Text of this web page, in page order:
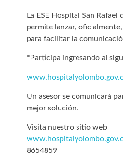
La ESE Hospital San Rafael
permite lanzar,
para facilitar la
*Participa ingresando al
Un asesor se comunicará
mejor solución.
Visita nuestro sitio web
8654859